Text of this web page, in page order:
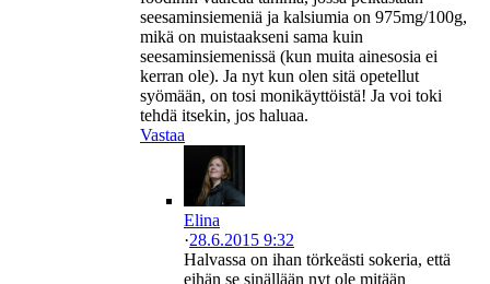
seesaminsiemeniä ja kalsiumia on 975mg/100g,
mikä on muistaakseni sama kuin
seesaminsiemenissä (kun muita ainesosia ei
kerran ole). Ja nyt kun olen sitä opetellut
syömään, on tosi monikäyttöistä! Ja voi toki
tehdä itsekin, jos haluaa.
Vastaa
Elina
·28.6.2015 9:32
Halvassa on ihan törkeästi sokeria, että
eihän se sinällään nyt ole mitään